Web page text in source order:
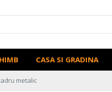
CASA SI GRADINA
metalic